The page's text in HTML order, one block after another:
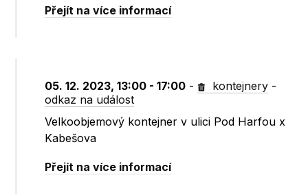
Přejít na více informací
05. 12. 2023, 13:00 - 17:00 - kontejnery -
odkaz na událost
Velkoobjemový kontejner v ulici Pod Harfou x
Kabešova
Přejít na více informací